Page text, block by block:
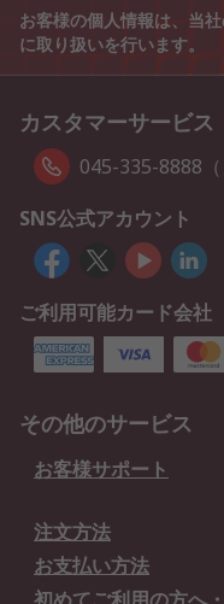
お客様の個人情報は、当
に取り扱いを行います。
カスタマーサービス
045-335-8888（
SNS公式アカウント
ご利用可能カード会社
その他のサービス
お客様サポート
注文方法
お支払い方法